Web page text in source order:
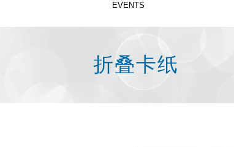
EVENTS
折叠卡纸